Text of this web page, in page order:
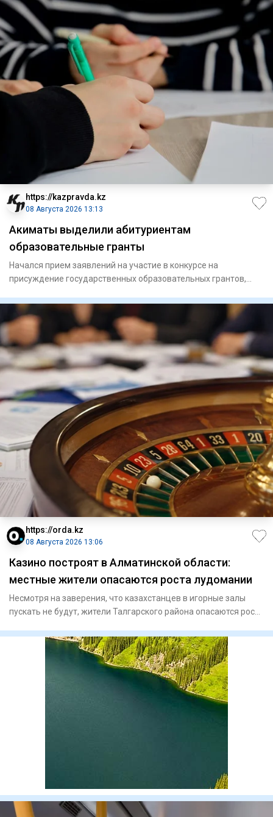
https://kazpravda.kz
08 Августа 2026 13:13
Акиматы выделили абитуриентам
образовательные гранты
Начался прием заявлений на участие в конкурсе на
присуждение государственных образовательных грантов,
https://orda.kz
08 Августа 2026 13:06
Казино построят в Алматинской области:
местные жители опасаются роста лудомании
Несмотря на заверения, что казахстанцев в игорные залы
пускать не будут, жители Талгарского района опасаются роста